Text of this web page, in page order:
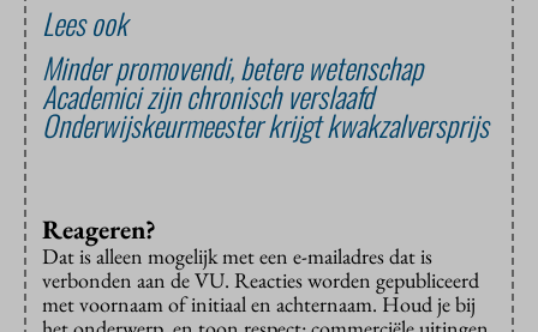
Lees ook
Minder promovendi, betere wetenschap
Academici zijn chronisch verslaafd
Onderwijskeurmeester krijgt kwakzalversprijs
Reageren?
Dat is alleen mogelijk met een e-mailadres dat is
verbonden aan de VU. Reacties worden gepubliceerd
met voornaam of initiaal en achternaam. Houd je bij